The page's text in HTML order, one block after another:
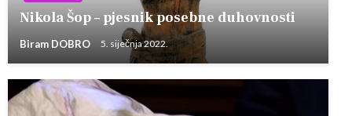
Nikola Šop – pjesnik posebne duhovnosti
Biram DOBRO 5. siječnja 2022.